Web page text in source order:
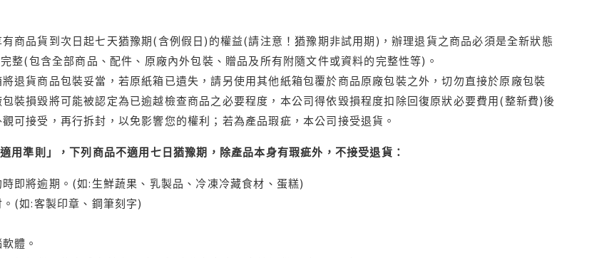
商品貨到次日起七天猶豫期(含例假日)的權益(請注意！猶豫期非試用期)，辦理退貨之商品必須是全新狀態
整(包含全部商品、配件、原廠內外包裝、贈品及所有附隨文件或資料的完整性等)。
退貨商品包裝妥當，若原紙箱已遺失，請另使用其他紙箱包覆於商品原廠包裝之外，切勿直接於原廠包裝
裝損毀將可能被認定為已逾越檢查商品之必要程度，本公司得依毀損程度扣除回復原狀必要費用(整新費)後
可接受，再行拆封，以免影響您的權利；若為產品瑕疵，本公司接受退貨。
用準則」，下列商品不適用七日猶豫期，除產品本身有瑕疵外，不接受退貨：
即將逾期。(如:生鮮蔬果、乳製品、冷凍冷藏食材、蛋糕)
(如:客製印章、鋼筆刻字)
體。